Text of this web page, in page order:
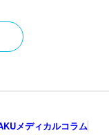
メディカルコラム